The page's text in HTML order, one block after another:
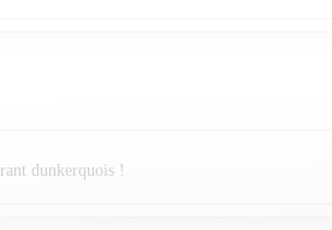
dunkerquois !